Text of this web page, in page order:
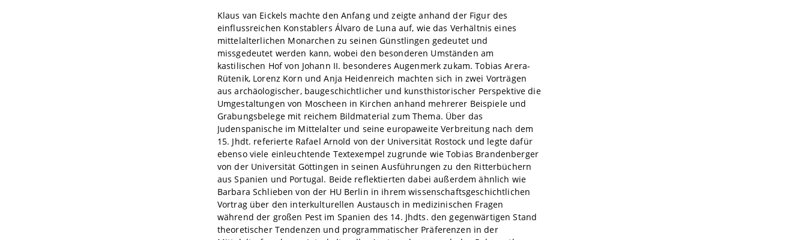
Klaus van Eickels machte den Anfang und zeigte anhand der Figur des
einflussreichen Konstablers Álvaro de Luna auf, wie das Verhältnis eines
mittelalterlichen Monarchen zu seinen Günstlingen gedeutet und
missgedeutet werden kann, wobei den besonderen Umständen am
kastilischen Hof von Johann II. besonderes Augenmerk zukam. Tobias Arera-
Rütenik, Lorenz Korn und Anja Heidenreich machten sich in zwei Vorträgen
aus archäologischer, baugeschichtlicher und kunsthistorischer Perspektive die
Umgestaltungen von Moscheen in Kirchen anhand mehrerer Beispiele und
Grabungsbelege mit reichem Bildmaterial zum Thema. Über das
Judenspanische im Mittelalter und seine europaweite Verbreitung nach dem
15. Jhdt. referierte Rafael Arnold von der Universität Rostock und legte dafür
ebenso viele einleuchtende Textexempel zugrunde wie Tobias Brandenberger
von der Universität Göttingen in seinen Ausführungen zu den Ritterbüchern
aus Spanien und Portugal. Beide reflektierten dabei außerdem ähnlich wie
Barbara Schlieben von der HU Berlin in ihrem wissenschaftsgeschichtlichen
Vortrag über den interkulturellen Austausch in medizinischen Fragen
während der großen Pest im Spanien des 14. Jhdts. den gegenwärtigen Stand
theoretischer Tendenzen und programmatischer Präferenzen in der